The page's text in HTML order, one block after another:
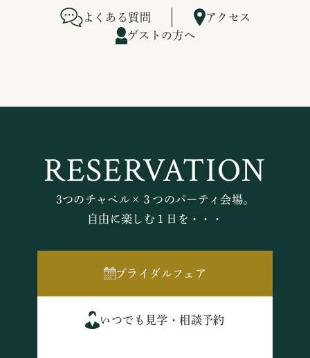
よくある質問
アクセス
ゲストの方へ
RESERVATION
3つのチャペル×３つのパーティ会場。
自由に楽しむ１日を・・・
ブライダルフェア
いつでも見学・相談予約